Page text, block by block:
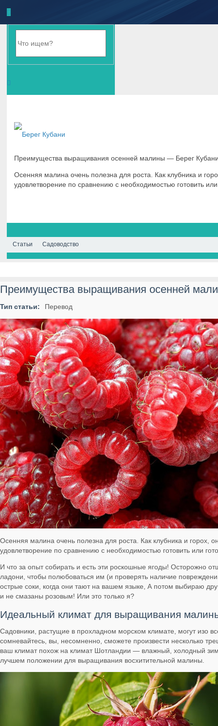
Преимущества выращивания осенней малины — Берег
Осенняя малина очень полезна для роста. Как клубника и
удовлетворение по сравнению с необходимостью готовить
Статьи Садоводство
Преимущества выращивания осенней
Тип статьи: Перевод
Осенняя малина очень полезна для роста. Как клубника и
удовлетворение по сравнению с необходимостью готовить или
И что за опыт собирать и есть эти роскошные ягоды! Осторожно
ладони, чтобы полюбоваться им (и проверять наличие
острые соки, когда они тают на вашем языке, А потом выбираю
и не смазаны розовым! Или это только я?
Идеальный климат для выращивания
Садовники, растущие в прохладном морском климате, могут изо
сомневайтесь, вы, несомненно, сможете произвести несколько
ваш климат похож на климат Шотландии — влажный, холодный
лучшем положении для выращивания восхитительной малины.